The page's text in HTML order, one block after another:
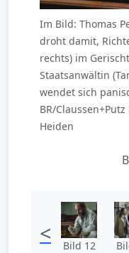
Im Bild: Thomas
droht damit,
rechts) im
Staatsanwältin
wendet sich
BR/
Heiden
< Bild 12